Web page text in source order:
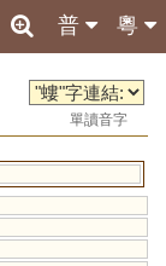
粵
普
單讀音字